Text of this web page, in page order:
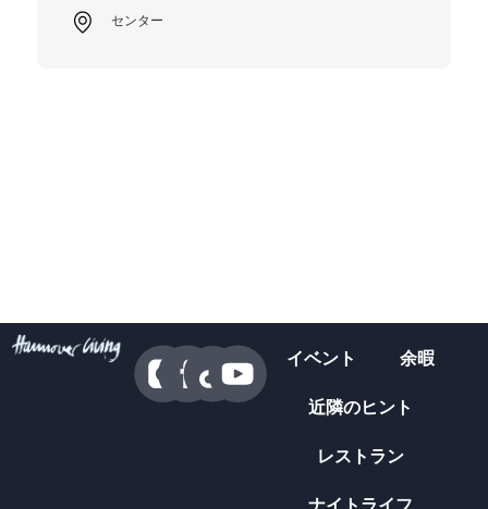
センター
イベント 余暇
近隣のヒント
レストラン